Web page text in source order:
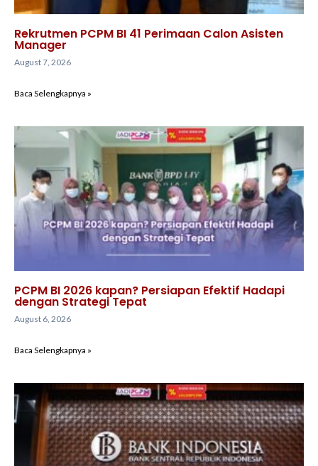
Rekrutmen PCPM BI 41 Perimaan Calon Asisten
Manager
August 7, 2026
Baca Selengkapnya »
PCPM BI 2026 kapan? Persiapan Efektif Hadapi
dengan Strategi Tepat
August 6, 2026
Baca Selengkapnya »